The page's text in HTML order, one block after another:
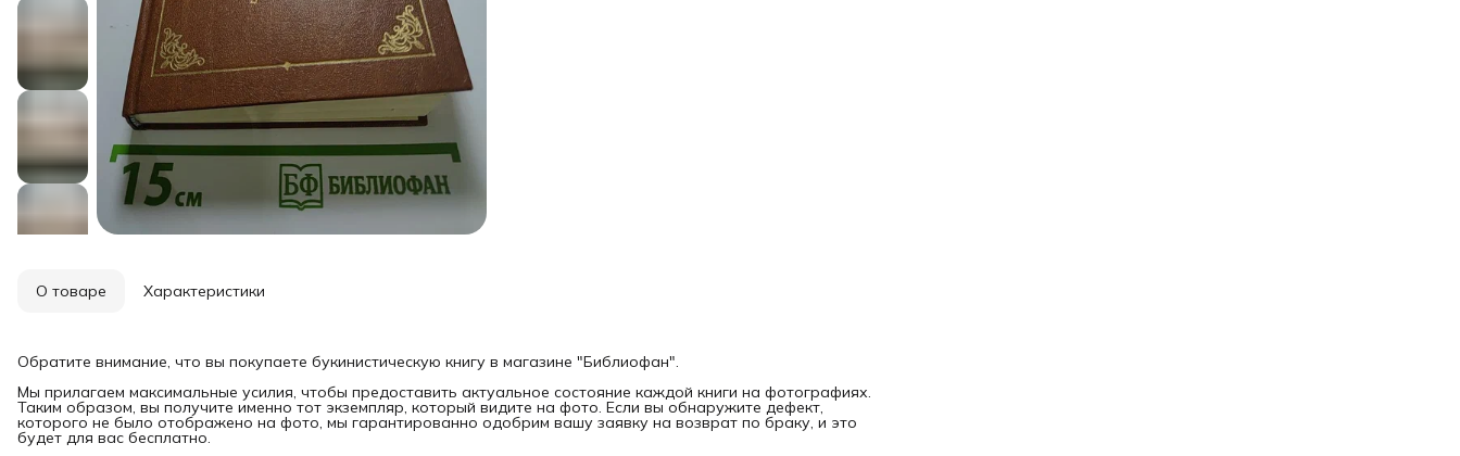
О товаре Характеристики
Обратите внимание, что вы покупаете букинистическую книгу в магазине "Библиофан".
Мы прилагаем максимальные усилия, чтобы предоставить актуальное состояние каждой книги на фотографиях.
Таким образом, вы получите именно тот экземпляр, который видите на фото. Если вы обнаружите дефект,
которого не было отображено на фото, мы гарантированно одобрим вашу заявку на возврат по браку, и это
будет для вас бесплатно.